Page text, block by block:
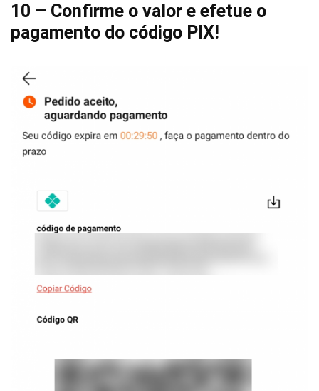
10 – Confirme o valor e efetue o
pagamento do código PIX!